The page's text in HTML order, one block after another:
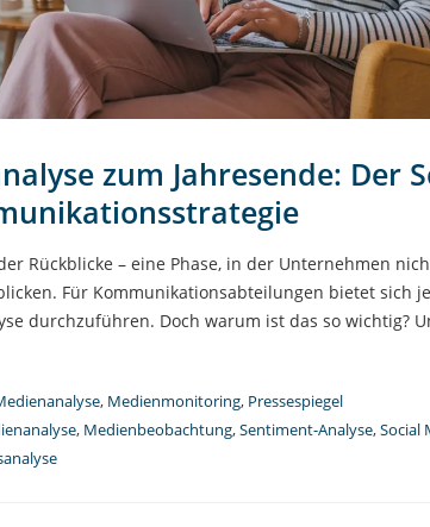
zum Jahresende: Der
Rückblicke – eine Phase, in der Unternehmen
Für Kommunikationsabteilungen bietet sich
durchzuführen. Doch warum ist das so wichtig?
, Medienmonitoring, Pressespiegel
, Medienbeobachtung,Sentiment-Analyse,Social